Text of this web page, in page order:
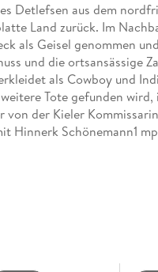
Detlefsen aus dem
Land zurück. Im
als Geisel genommen
und die ortsansässige
als Cowboy und
Tote gefunden
von der Kieler
Hinnerk Schönemann1